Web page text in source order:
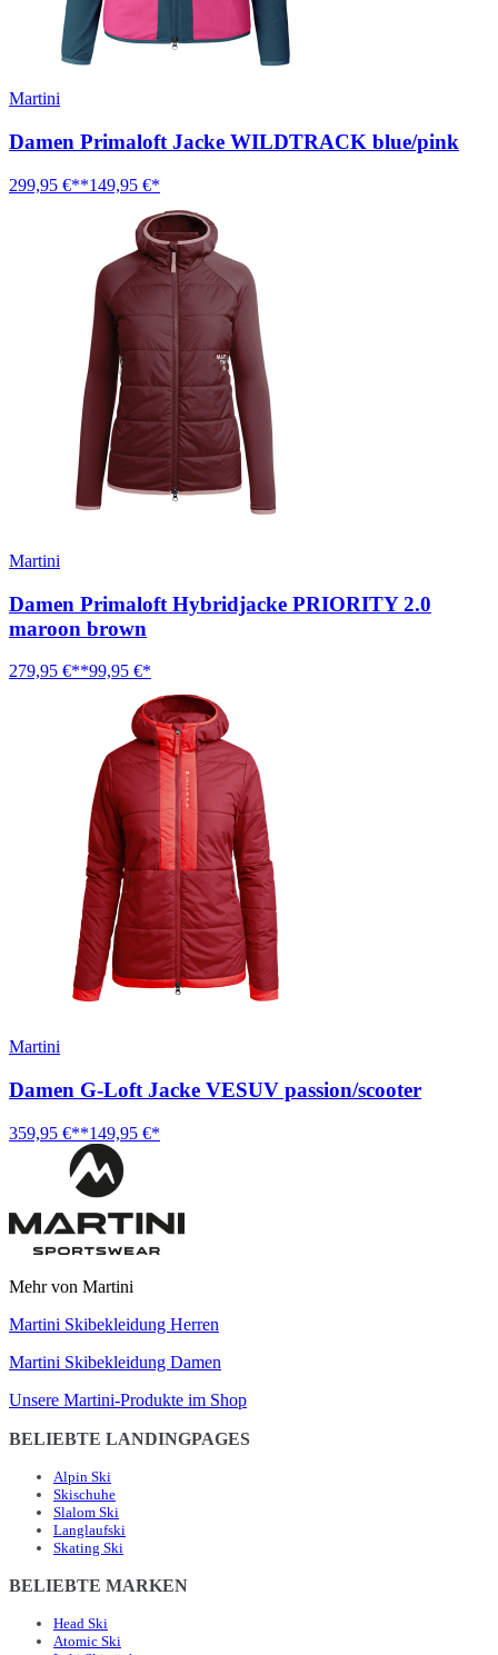
Martini
Damen Primaloft Jacke WILDTRACK blue/pink
299,95 €**149,95 €*
Martini
Damen Primaloft Hybridjacke PRIORITY 2.0
maroon brown
279,95 €**99,95 €*
Martini
Damen G-Loft Jacke VESUV passion/scooter
359,95 €**149,95 €*
Mehr von Martini
Martini Skibekleidung Herren
Martini Skibekleidung Damen
Unsere Martini-Produkte im Shop
BELIEBTE LANDINGPAGES
Alpin Ski
Skischuhe
Slalom Ski
Langlaufski
Skating Ski
BELIEBTE MARKEN
Head Ski
Atomic Ski